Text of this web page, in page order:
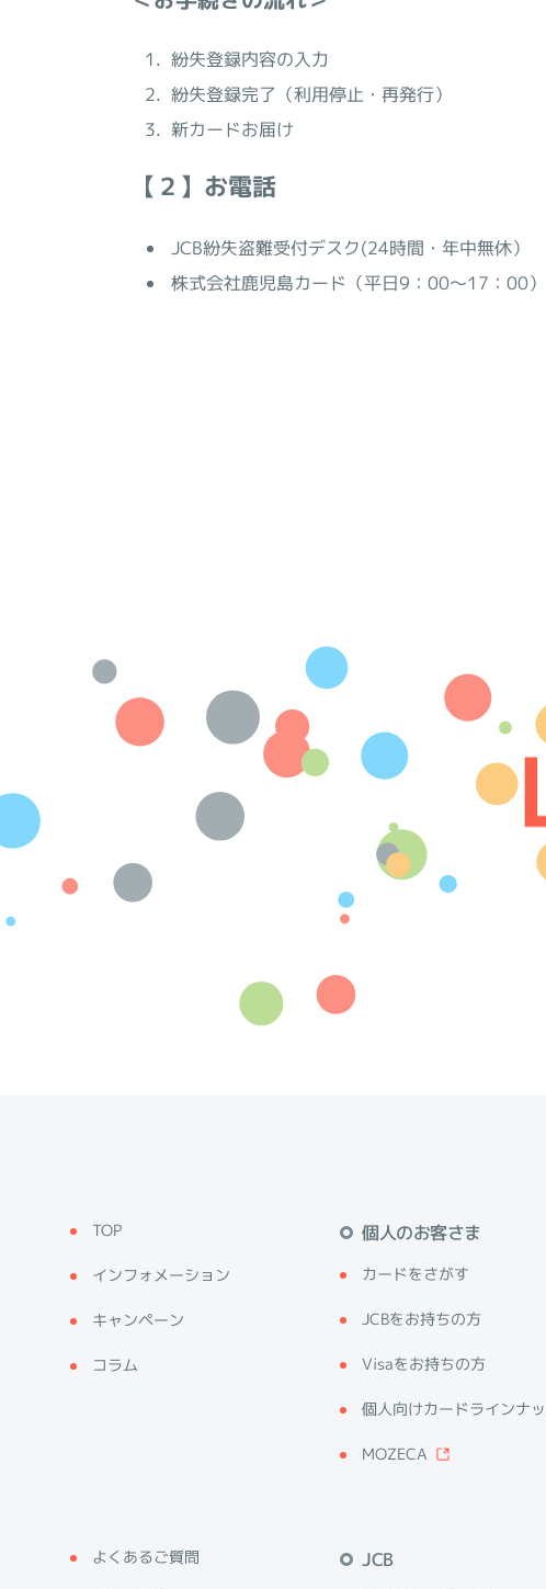
紛失登録内容の入力
紛失登録完了（利用停止・再発行）
新カードお届け
【２】お電話
JCB紛失盗難受付デスク(24時間・年中無休）
株式会社鹿児島カード（平日9：00～17：00）
TOP
インフォメーション
キャンペーン
コラム
個人のお客さま
カードをさがす
JCBをお持ちの方
Visaをお持ちの方
個人向けカードラインナ
MOZECA
よくあるご質問 JCB